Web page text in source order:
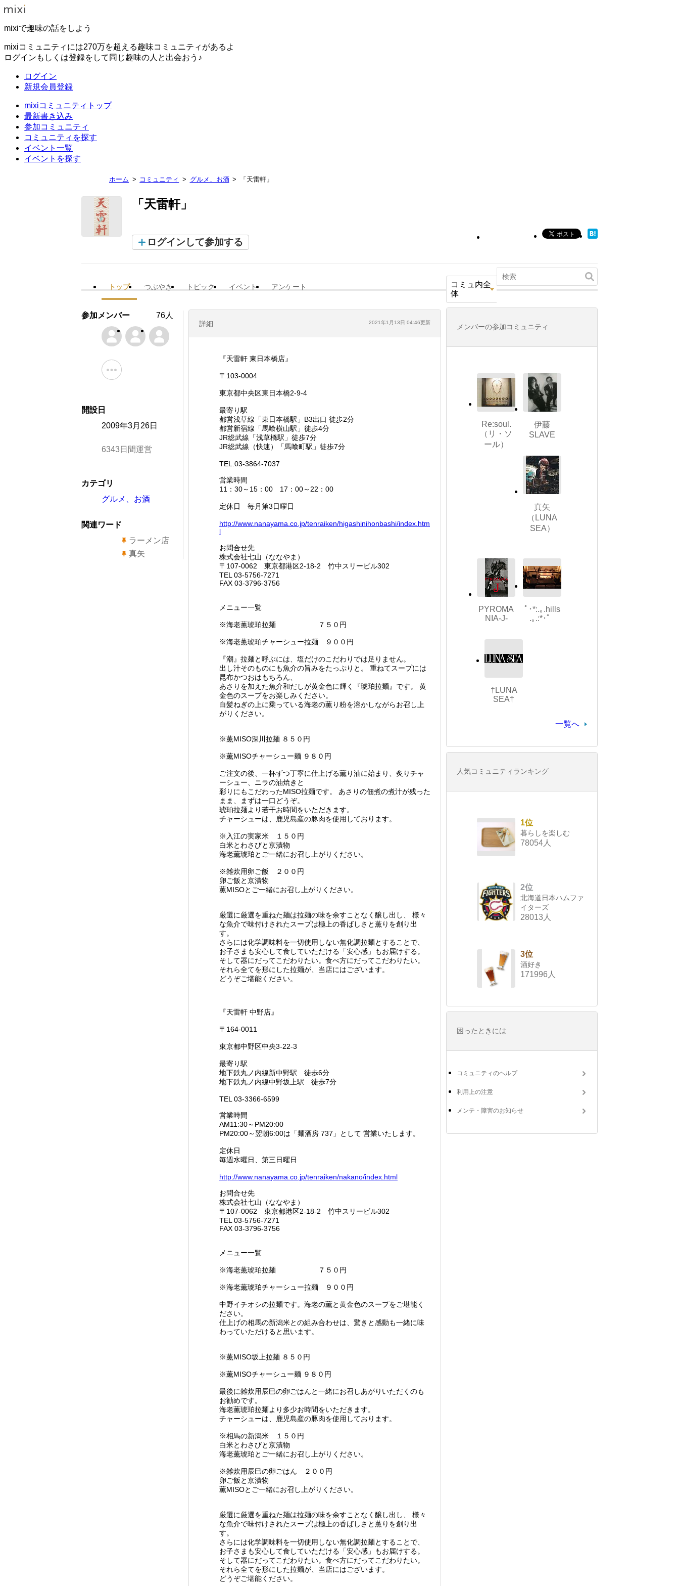
mixiで趣味の話をしよう
mixiコミュニティには270万を超える趣味コミュニティがあるよ
ログインもしくは登録をして同じ趣味の人と出会おう♪
ログイン
新規会員登録
mixiコミュニティトップ
最新書き込み
参加コミュニティ
コミュニティを探す
イベント一覧
イベントを探す
ホーム コミュニティ グルメ、お酒 「天雷軒」
「天雷軒」
ログインして参加する
トップ つぶやき トピック イベント アンケート
コミュ内全
体
詳細 2021年1月13日 04:46更新
『天雷軒 東日本橋店』
〒103-0004
東京都中央区東日本橋2-9-4
最寄り駅
都営浅草線「東日本橋駅」B3出口 徒歩2分
都営新宿線「馬喰横山駅」徒歩4分
JR総武線「浅草橋駅」徒歩7分
JR総武線（快速）「馬喰町駅」徒歩7分
TEL:03-3864-7037
営業時間
11：30～15：00 17：00～22：00
定休日 毎月第3日曜日
http://www.nanayama.co.jp/tenraiken/higashinihonbashi/index.htm
l
お問合せ先
株式会社七山（ななやま）
〒107-0062 東京都港区2-18-2 竹中スリービル302
TEL 03-5756-7271
FAX 03-3796-3756
メニュー一覧
※海老薫琥珀拉麺 ７５０円
※海老薫琥珀チャーシュー拉麺 ９００円
『潮』拉麺と呼ぶには、塩だけのこだわりでは足りません。
出し汁そのものにも魚介の旨みをたっぷりと。 重ねてスープには
昆布かつおはもちろん、
あさりを加えた魚介和だしが黄金色に輝く『琥珀拉麺』です。 黄
金色のスープをお楽しみください。
白髪ねぎの上に乗っている海老の薫り粉を溶かしながらお召し上
がりください。
※薫MISO深川拉麺 ８５０円
※薫MISOチャーシュー麺 ９８０円
ご注文の後、一杯ずつ丁寧に仕上げる薫り油に始まり、炙りチャ
ーシュー、ニラの油焼きと
彩りにもこだわったMISO拉麺です。 あさりの佃煮の煮汁が残った
まま、まずは一口どうぞ。
琥珀拉麺より若干お時間をいただきます。
チャーシューは、鹿児島産の豚肉を使用しております。
※入江の実家米 １５０円
白米とわさびと京漬物
海老薫琥珀とご一緒にお召し上がりください。
※雑炊用卵ご飯 ２００円
卵ご飯と京漬物
薫MISOとご一緒にお召し上がりください。
厳選に厳選を重ねた麺は拉麺の味を余すことなく醸し出し、 様々
な魚介で味付けされたスープは極上の香ばしさと薫りを創り出
す。
さらには化学調味料を一切使用しない無化調拉麺とすることで、
お子さまも安心して食していただける「安心感」もお届けする。
そして器にだってこだわりたい。食べ方にだってこだわりたい。
それら全てを形にした拉麺が、当店にはございます。
どうぞご堪能ください。
『天雷軒 中野店』
〒164-0011
東京都中野区中央3-22-3
最寄り駅
地下鉄丸ノ内線新中野駅 徒歩6分
地下鉄丸ノ内線中野坂上駅 徒歩7分
TEL 03-3366-6599
営業時間
AM11:30～PM20:00
PM20:00～翌朝6:00は「麺酒房 737」として 営業いたします。
定休日
毎週水曜日、第三日曜日
http://www.nanayama.co.jp/tenraiken/nakano/index. html
お問合せ先
株式会社七山（ななやま）
〒107-0062 東京都港区2-18-2 竹中スリービル302
TEL 03-5756-7271
FAX 03-3796-3756
メニュー一覧
※海老薫琥珀拉麺 ７５０円
※海老薫琥珀チャーシュー拉麺 ９００円
中野イチオシの拉麺です。海老の薫と黄金色のスープをご堪能く
ださい。
仕上げの相馬の新潟米との組み合わせは、驚きと感動も一緒に味
わっていただけると思います。
※薫MISO坂上拉麺 ８５０円
※薫MISOチャーシュー麺 ９８０円
最後に雑炊用辰巳の卵ごはんと一緒にお召しあがりいただくのも
お勧めです。
海老薫琥珀拉麺より多少お時間をいただきます。
チャーシューは、鹿児島産の豚肉を使用しております。
※相馬の新潟米 １５０円
白米とわさびと京漬物
海老薫琥珀とご一緒にお召し上がりください。
※雑炊用辰巳の卵ごはん ２００円
卵ご飯と京漬物
薫MISOとご一緒にお召し上がりください。
厳選に厳選を重ねた麺は拉麺の味を余すことなく醸し出し、 様々
な魚介で味付けされたスープは極上の香ばしさと薫りを創り出
す。
さらには化学調味料を一切使用しない無化調拉麺とすることで、
お子さまも安心して食していただける「安心感」もお届けする。
そして器にだってこだわりたい。食べ方にだってこだわりたい。
それら全てを形にした拉麺が、当店にはございます。
どうぞご堪能ください。
参加メンバー 76人
開設日
2009年3月26日
6343日間運営
カテゴリ
グルメ、お酒
関連ワード
ラーメン店
真矢
メンバーの参加コミュニティ
Re:soul.
（リ・ソ
ール）
伊藤
SLAVE
真矢
（LUNA
SEA）
PYROMA
NIA-J-
ﾟ･*:.｡.hills
.｡.:*･゜
†LUNA
SEA†
一覧へ
人気コミュニティランキング
1位
暮らしを楽しむ
78054人
2位
北海道日本ハムファ
イターズ
28013人
3位
酒好き
171996人
困ったときには
コミュニティのヘルプ
利用上の注意
メンテ・障害のお知らせ